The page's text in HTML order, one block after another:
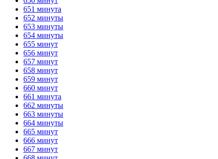
651 минута
652 минуты
653 минуты
654 минуты
655 минут
656 минут
657 минут
658 минут
659 минут
660 минут
661 минута
662 минуты
663 минуты
664 минуты
665 минут
666 минут
667 минут